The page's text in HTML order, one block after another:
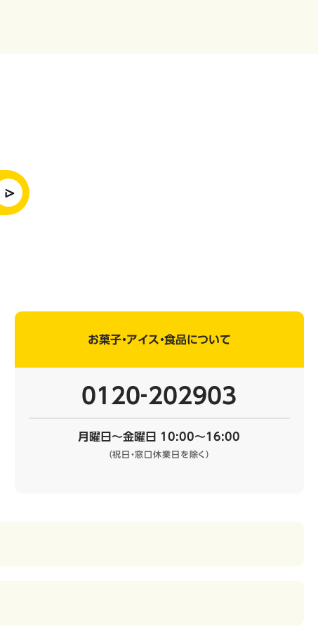
お菓子・アイス・食品について
0120‐202903
月曜日～金曜日 10:00～16:00
（祝日・窓口休業日を除く）